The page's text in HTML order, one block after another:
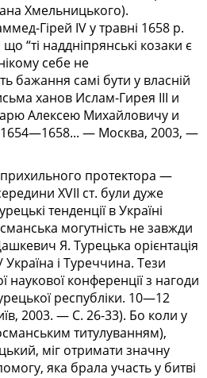
Хмельницького).
Гірей IV у травні 1658 р.
“ті наддніпрянські козаки є
себе не
бажання самі бути у власній
ханов Ислам-Гирея III и
Алексею Михайловичу и
— Москва, 2003, —
протектора —
ХVII ст. були дуже
тенденції в Україні
могутність не завжди
Я. Турецька орієнтація
Україна і Туреччина. Тези
конференції з нагоди
республіки. 10—12
2003. — С. 26-33). Бо коли у
титулуванням),
міг отримати значну
яка брала участь у битві